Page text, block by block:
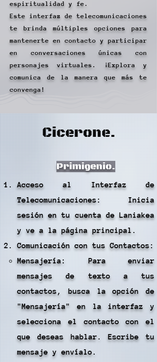
espiritualidad y fe.​
Este interfaz de telecomunicaciones
te brinda múltiples opciones para
mantenerte en contacto y participar
en conversaciones únicas con
personajes virtuales. ¡Explora y
comunica de la manera que más te
convenga!
Cicerone.
Primigenio.
Acceso al Interfaz de
Telecomunicaciones: Inicia
sesión en tu cuenta de Laniakea
y ve a la página principal.
Comunicación con tus Contactos:
Mensajería: Para enviar
mensajes de texto a tus
contactos, busca la opción de
"Mensajería" en la interfaz y
selecciona el contacto con el
que deseas hablar. Escribe tu
mensaje y envíalo.